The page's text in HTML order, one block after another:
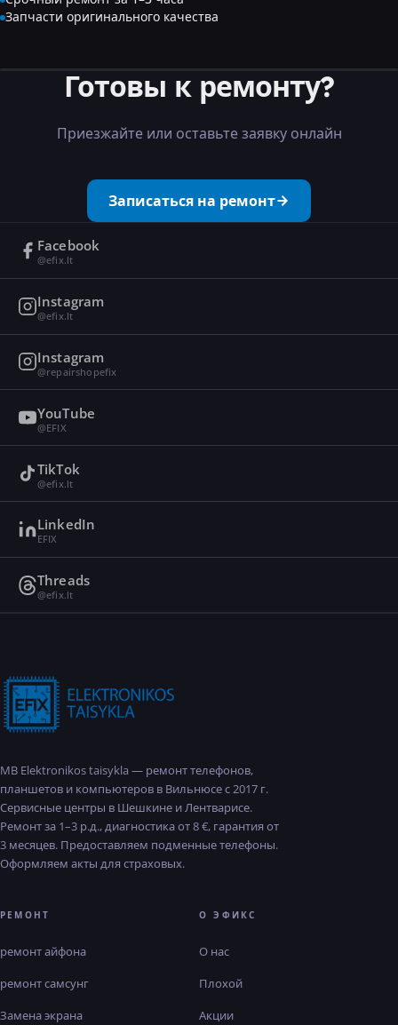
Запчасти оригинального качества
Готовы к ремонту?
Приезжайте или оставьте заявку онлайн
Записаться на ремонт
Facebook
@efix.lt
Instagram
@efix.lt
Instagram
@repairshopefix
YouTube
@EFIX
TikTok
@efix.lt
LinkedIn
EFIX
Threads
@efix.lt
MB Elektronikos taisykla — ремонт телефонов,
планшетов и компьютеров в Вильнюсе с 2017 г.
Сервисные центры в Шешкине и Лентварисе.
Ремонт за 1–3 р.д., диагностика от 8 €, гарантия от
3 месяцев. Предоставляем подменные телефоны.
Оформляем акты для страховых.
РЕМОНТ
ремонт айфона
ремонт самсунг
Замена экрана
О ЭФИКС
О нас
Плохой
Акции